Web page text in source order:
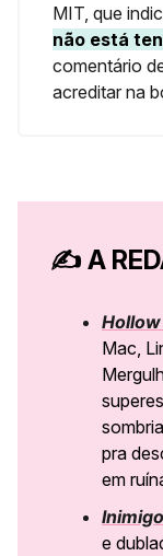
MIT, que
não está
comentário
acreditar na
✍️A
Mac,
pra
em
e